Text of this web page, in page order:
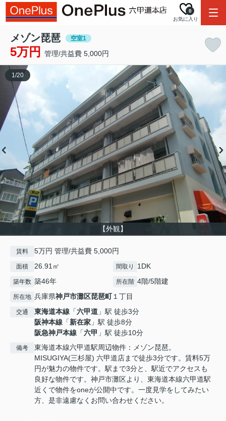
お気に入り
0
メゾン琵琶 空室1
5万円 管理/共益費 5,000円
【外観】
1/20
賃料 5万円 管理/共益費 5,000円
面積 26.91㎡ 間取り 1DK
築年数 築46年 所在階 4階/5階建
所在地 兵庫県神戸市灘区琵琶町１丁目
交通 東海道本線 「六甲道 」駅 徒歩3分
阪神本線 「新在家 」駅 徒歩8分
阪急神戸本線 「六甲 」駅 徒歩10分
備考
東海道本線六甲道駅周辺物件：メゾン琵琶。
MISUGIYA(三杉屋) 六甲道店まで徒歩3分です。賃料5万
円が魅力の物件です。駅まで3分と、駅近でアクセスも
良好な物件です。神戸市灘区より、東海道本線六甲道駅
近くで物件をoneが公開中です。一度見学をしてみたい
方、是非遠慮なくお問い合わせください。